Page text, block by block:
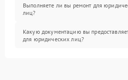
Выполняете ли вы ремонт для
лиц?
Какую документацию вы
для юридических лиц?